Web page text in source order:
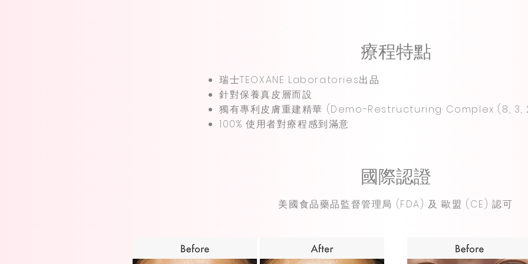
療程特點
瑞士TEOXANE Laboratories出品
針對保養真皮層而設
獨有專利皮膚重建精華 (Demo-Restructuring Complex (8, 3,
100% 使用者對療程感到滿意
國際認證
美國食品藥品監督管理局 (FDA) 及 歐盟 (CE) 認可